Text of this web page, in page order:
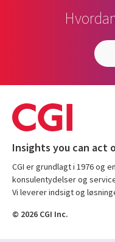
Insights you can act
CGI er grundlagt i 1976 og
konsulentydelser og
Vi leverer indsigt og
© 2026 CGI Inc.